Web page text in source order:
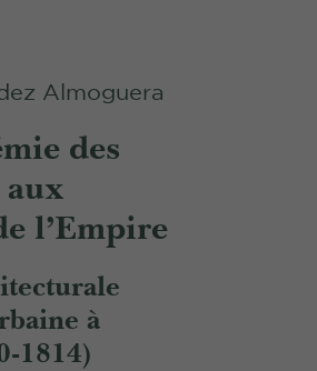
Almoguera
des
aux
l’Empire
à
1814)